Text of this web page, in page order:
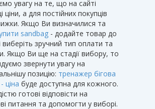
увагу на те, що на сайті
ціни, а для постійних покупців
Якщо Ви визначилися та
sandbag - додайте товар до
виберіть зручний тип оплати та
Якщо Ви ще на стадії вибору, то
звернути увагу на
позицію: тренажер бігова
ціна буде доступна для кожного.
готові відповісти на
питання та допомогти у виборі.